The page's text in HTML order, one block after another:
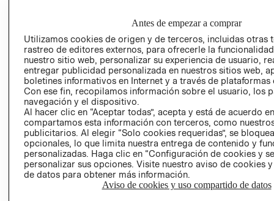
PROGRAMA DE
TRANSPARENCIA
Y ÉTICA (INGLÉS)
DE INDUSTRIA Y
COMERCIO - SIC
PETICIONES
QUEJAS Y
RECLAMOS
Colombia ($)
CAMBIAR REGIÓN
Antes de empezar a comprar
Utilizamos cookies de origen y de terceros, incluidas otras
rastreo de editores externos, para ofrecerle la
nuestro sitio web, personalizar su experiencia de usuario,
entregar publicidad personalizada en nuestros sitios web,
boletines informativos en Internet y a través de plataformas
Con ese fin, recopilamos información sobre el usuario, los
navegación y el dispositivo.
Al hacer clic en “Aceptar todas”, acepta y está de acuerdo
compartamos esta información con terceros, como
publicitarios. Al elegir “Solo cookies requeridas”, se
opcionales, lo que limita nuestra entrega de contenido y
personalizadas. Haga clic en “Configuración de cookies y
personalizar sus opciones. Visite nuestro aviso de cookies
de datos para obtener más información.
Aviso de cookies y uso compartido de datos